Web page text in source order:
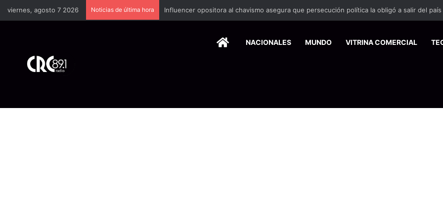
viernes, agosto 7 2026 Noticias de última hora Industria plástica se suma a la economía circular
HOMENACIONALES MUNDO VITRINA COMERCIAL